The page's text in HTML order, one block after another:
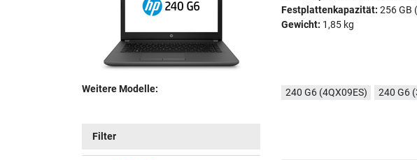
Festplattenkapazität: 256 GB
Gewicht: 1,85 kg
Weitere Modelle: 240 G6 (4QX09ES) 240 G6
Filter